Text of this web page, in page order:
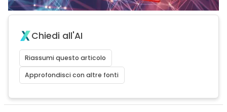
Chiedi all'AI
Riassumi questo articolo
Approfondisci con altre fonti